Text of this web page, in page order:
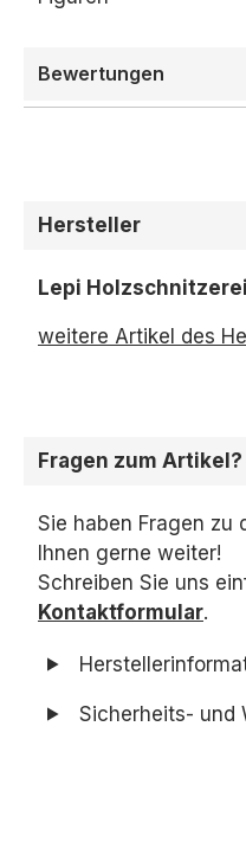
Bewertungen
Hersteller
Lepi
weitere Artikel des
Fragen zum Artikel?
Sie haben Fragen zu
Ihnen gerne weiter!
Schreiben Sie uns
Kontaktformular.
Sicherheits- und